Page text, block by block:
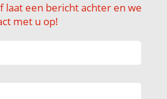
laat een bericht achter en we
met u op!